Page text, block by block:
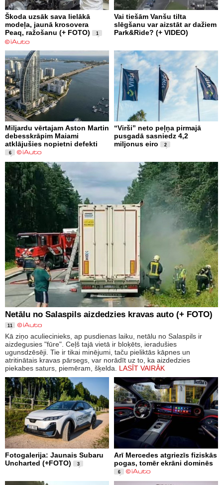
Škoda uzsāk sava lielākā
modeļa, jaunā krosovera
Peaq, ražošanu (+ FOTO)
1
Vai tiešām Vanšu tilta
slēgšanu var aizstāt ar dažiem
Park&Ride? (+ VIDEO)
Miljardu vērtajam Aston Martin
debesskrāpim Maiami
atklājušies nopietni defekti
6
“Virši” neto peļņa pirmajā
pusgadā sasniedz 4,2
miljonus eiro
2
Netālu no Salaspils aizdedzies kravas auto (+ FOTO)
11
Kā ziņo aculiecinieks, ap pusdienas laiku, netālu no Salaspils ir
aizdegusies "fūre". Ceļš tajā vietā ir bloķēts, ieradušies
ugunsdzēsēji. Tie ir tikai minējumi, taču pieliktās kāpnes un
atritinātais kravas pārsegs, var norādīt uz to, ka aizdedzies
piekabes saturs, piemēram, šķelda. LASĪT VAIRĀK
Fotogalerija: Jaunais Subaru
Uncharted (+FOTO)
3
Arī Mercedes atgriezīs fiziskās
pogas, tomēr ekrāni dominēs
6